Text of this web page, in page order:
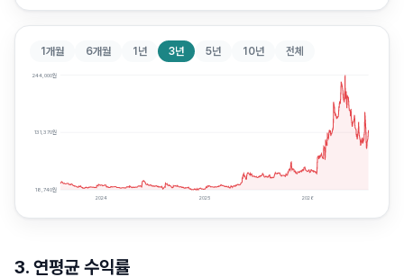
1개월 6개월 1년 3년 5년 10년 전체
244,000원
131,370원
18,740원
2024 2025 2026
3. 연평균 수익률